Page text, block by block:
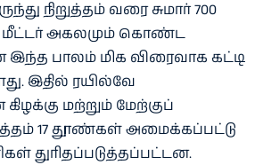
நிறுத்தம் வரை சுமார் 700
மீட்டர் அகலமும் கொண்ட
பாலம் மிக விரைவாக கட்டி
இதில் ரயில்வே
மற்றும் மேற்குப்
17 தூண்கள் அமைக்கப்பட்டு
துரிதப்படுத்தப்பட்டன.